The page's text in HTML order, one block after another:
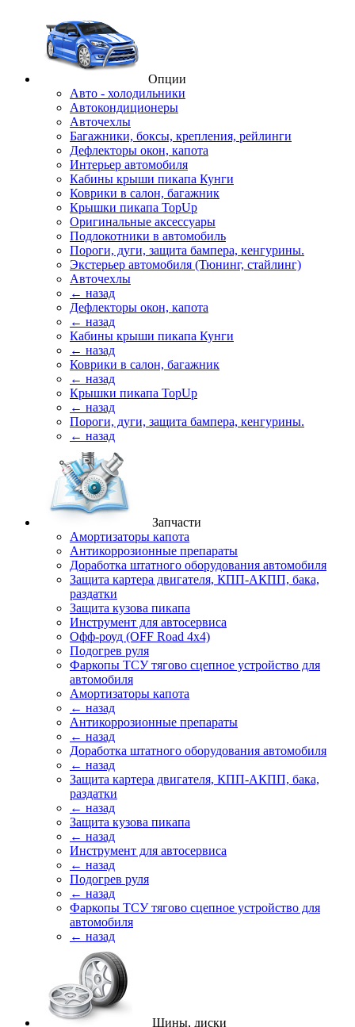
Опции
Авто - холодильники
Автокондиционеры
Авточехлы
Багажники, боксы, крепления, рейлинги
Дефлекторы окон, капота
Интерьер автомобиля
Кабины крыши пикапа Кунги
Коврики в салон, багажник
Крышки пикапа TopUp
Оригинальные аксессуары
Подлокотники в автомобиль
Пороги, дуги, защита бампера, кенгурины.
Экстерьер автомобиля (Тюнинг, стайлинг)
Авточехлы
← назад
Дефлекторы окон, капота
← назад
Кабины крыши пикапа Кунги
← назад
Коврики в салон, багажник
← назад
Крышки пикапа TopUp
← назад
Пороги, дуги, защита бампера, кенгурины.
← назад
Запчасти
Амортизаторы капота
Антикоррозионные препараты
Доработка штатного оборудования автомобиля
Защита картера двигателя, КПП-АКПП, бака,
раздатки
Защита кузова пикапа
Инструмент для автосервиса
Офф-роуд (OFF Road 4x4)
Подогрев руля
Фаркопы ТСУ тягово сцепное устройство для
автомобиля
Амортизаторы капота
← назад
Антикоррозионные препараты
← назад
Доработка штатного оборудования автомобиля
← назад
Защита картера двигателя, КПП-АКПП, бака,
раздатки
← назад
Защита кузова пикапа
← назад
Инструмент для автосервиса
← назад
Подогрев руля
← назад
Фаркопы ТСУ тягово сцепное устройство для
автомобиля
← назад
Шины, диски